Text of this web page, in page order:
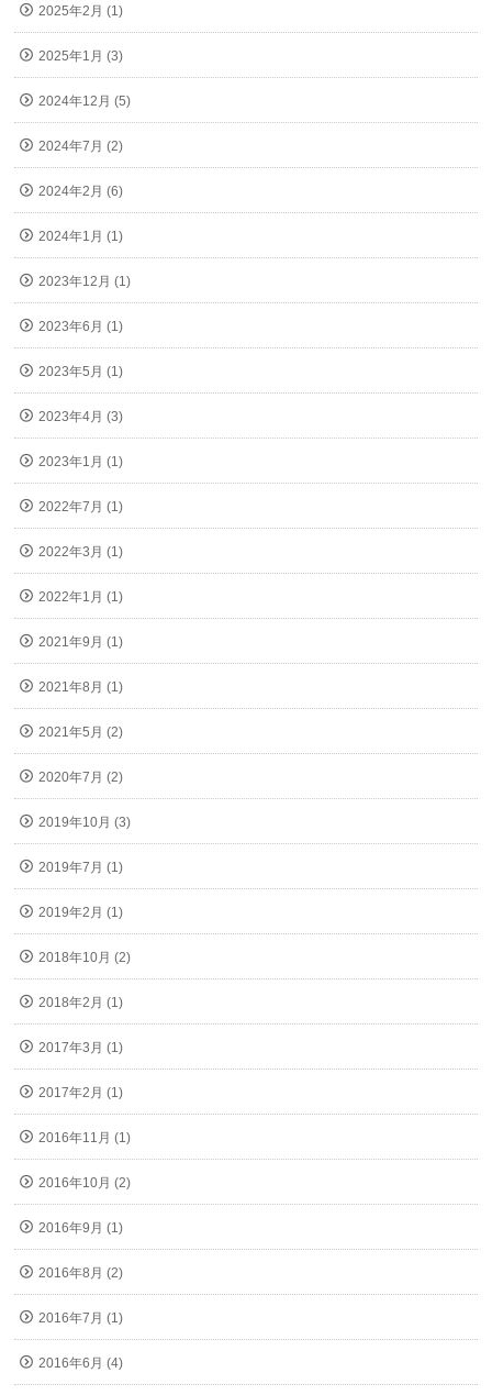
2025年2月 (1)
2025年1月 (3)
2024年12月 (5)
2024年7月 (2)
2024年2月 (6)
2024年1月 (1)
2023年12月 (1)
2023年6月 (1)
2023年5月 (1)
2023年4月 (3)
2023年1月 (1)
2022年7月 (1)
2022年3月 (1)
2022年1月 (1)
2021年9月 (1)
2021年8月 (1)
2021年5月 (2)
2020年7月 (2)
2019年10月 (3)
2019年7月 (1)
2019年2月 (1)
2018年10月 (2)
2018年2月 (1)
2017年3月 (1)
2017年2月 (1)
2016年11月 (1)
2016年10月 (2)
2016年9月 (1)
2016年8月 (2)
2016年7月 (1)
2016年6月 (4)